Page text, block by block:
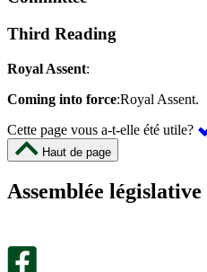
Third Reading
Royal Assent:
Coming into force:Royal Assent.
Cette page vous a-t-elle été utile?
Haut de page
Assemblée